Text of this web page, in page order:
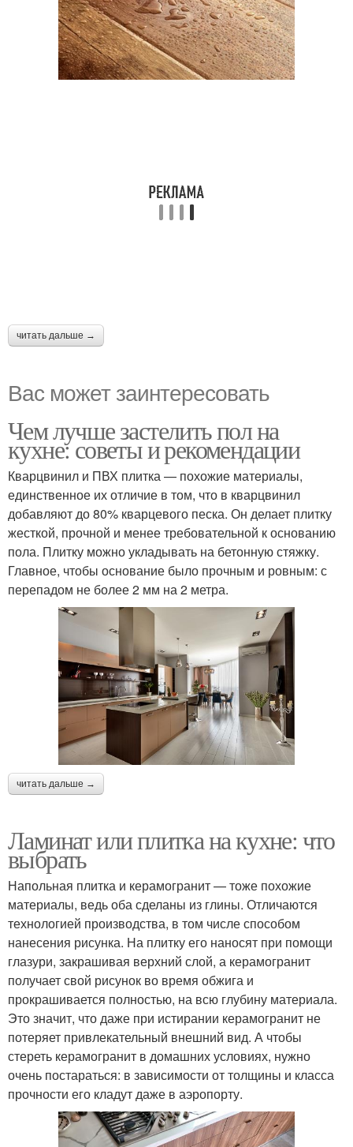
читать дальше →
Вас может заинтересовать
Чем лучше застелить пол на
кухне: советы и рекомендации
Кварцвинил и ПВХ плитка — похожие материалы,
единственное их отличие в том, что в кварцвинил
добавляют до 80% кварцевого песка. Он делает плитку
жесткой, прочной и менее требовательной к основанию
пола. Плитку можно укладывать на бетонную стяжку.
Главное, чтобы основание было прочным и ровным: с
перепадом не более 2 мм на 2 метра.
читать дальше →
Ламинат или плитка на кухне: что
выбрать
Напольная плитка и керамогранит — тоже похожие
материалы, ведь оба сделаны из глины. Отличаются
технологией производства, в том числе способом
нанесения рисунка. На плитку его наносят при помощи
глазури, закрашивая верхний слой, а керамогранит
получает свой рисунок во время обжига и
прокрашивается полностью, на всю глубину материала.
Это значит, что даже при истирании керамогранит не
потеряет привлекательный внешний вид. А чтобы
стереть керамогранит в домашних условиях, нужно
очень постараться: в зависимости от толщины и класса
прочности его кладут даже в аэропорту.